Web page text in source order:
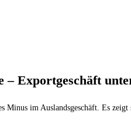
– Exportgeschäft
Minus im Auslandsgeschäft. Es